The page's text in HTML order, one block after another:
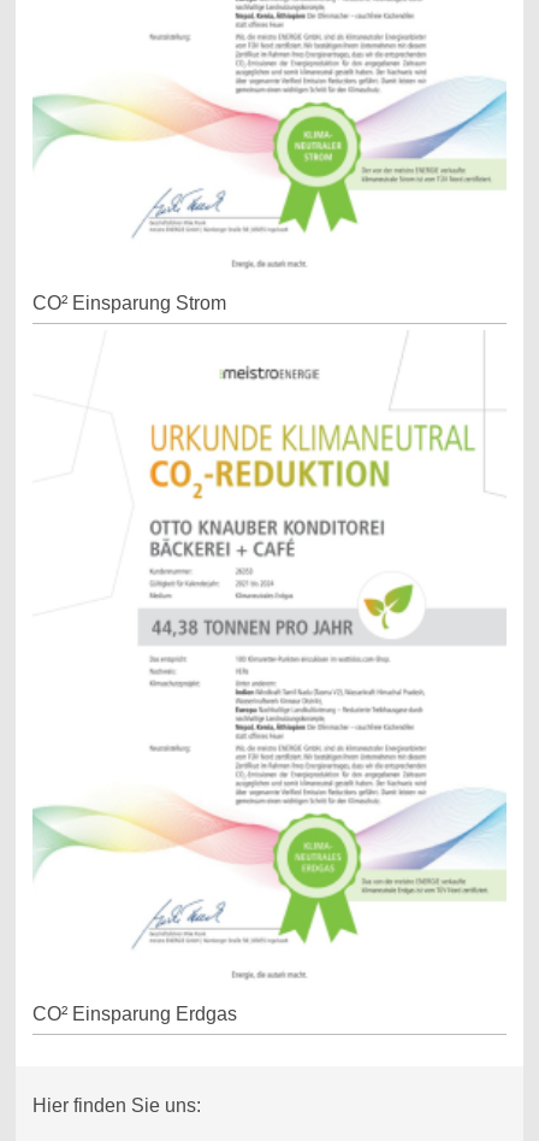
CO² Einsparung Strom
CO² Einsparung Erdgas
Hier finden Sie uns: